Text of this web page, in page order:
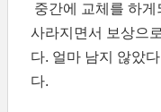
중간에 교체를 하
사라지면서 보상으
다. 얼마 남지 않았
다.